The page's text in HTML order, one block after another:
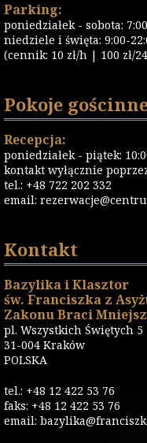
Parking:
poniedziałek - sobota:
niedziele i święta: 9:00-
(cennik: 10 zł/h | 100 zł/
Pokoje
Recepcja:
poniedziałek - piątek:
kontakt wyłącznie
tel.: +48 722 202 332
email:
Kontakt
Bazylika i Klasztor
św. Franciszka z
Zakonu Braci
pl. Wszystkich Świętych 5
31-004 Kraków
POLSKA
tel.: +48 12 422 53 76
faks: +48 12 422 53 76
email: